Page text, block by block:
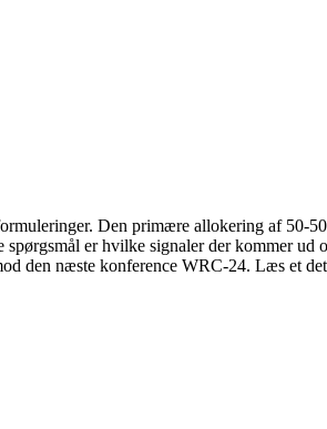
Den primære allokering af 50-
er hvilke signaler der kommer
den næste konference WRC-24. Læs et